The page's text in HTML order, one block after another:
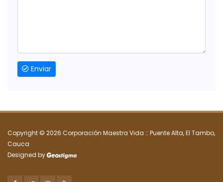
Enviar
Copyright © 2026 Corporación Maestra Vida :: Puente Alta, El Tambo,
Cauca
Designed by